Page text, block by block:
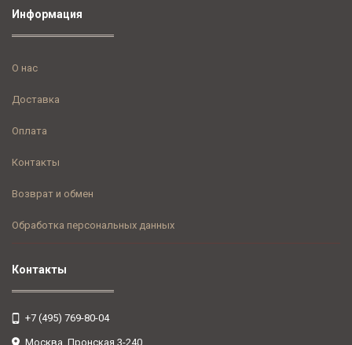
Контакты
+7 (495) 769-80-04
Москва, Пронская 3-240
Информация
О нас
Доставка
Оплата
Контакты
Возврат и обмен
Обработка персональных данных